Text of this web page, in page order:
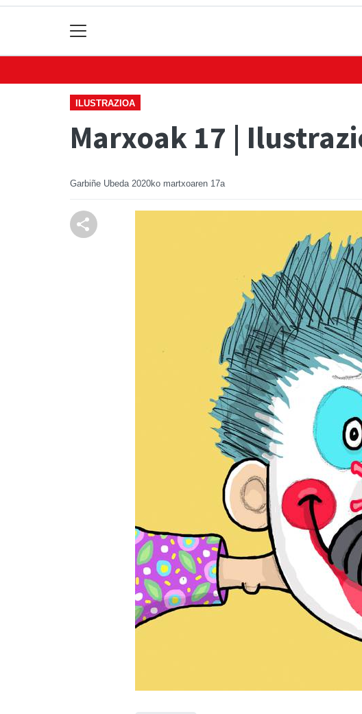
ILUSTRAZIOA
Marxoak 17 |
Garbiñe Ubeda 2020ko martxoaren 17a